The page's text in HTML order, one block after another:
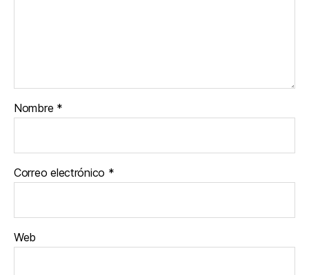
Nombre *
Correo electrónico *
Web